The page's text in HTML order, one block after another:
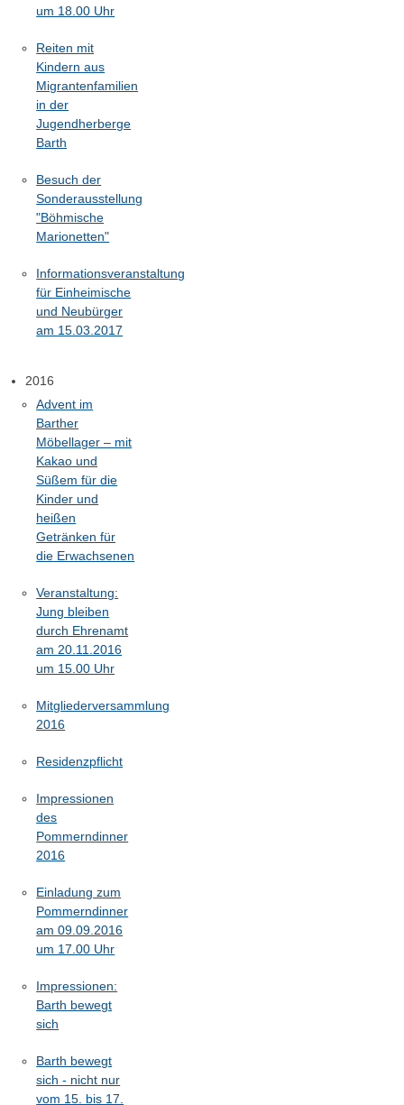
um 18.00 Uhr
Reiten mit
Kindern aus
Migrantenfamilien
in der
Jugendherberge
Barth
Besuch der
Sonderausstellung
"Böhmische
Marionetten"
Informationsveranstaltung
für Einheimische
und Neubürger
am 15.03.2017
2016
Advent im
Barther
Möbellager – mit
Kakao und
Süßem für die
Kinder und
heißen
Getränken für
die Erwachsenen
Veranstaltung:
Jung bleiben
durch Ehrenamt
am 20.11.2016
um 15.00 Uhr
Mitgliederversammlung
2016
Residenzpflicht
Impressionen
des
Pommerndinner
2016
Einladung zum
Pommerndinner
am 09.09.2016
um 17.00 Uhr
Impressionen:
Barth bewegt
sich
Barth bewegt
sich - nicht nur
vom 15. bis 17.